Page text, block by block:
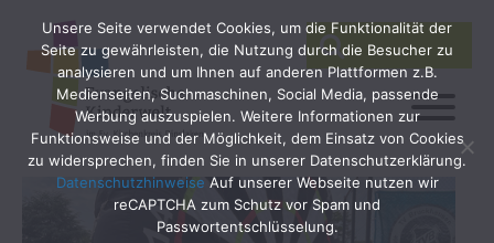
Search
for:
SEARCH
Unsere Seite verwendet Cookies, um die Funktionalität der
Seite zu gewährleisten, die Nutzung durch die Besucher zu
analysieren und um Ihnen auf anderen Plattformen z.B.
Medienseiten, Suchmaschinen, Social Media, passende
Werbung auszuspielen. Weitere Informationen zur
Funktionsweise und der Möglichkeit, dem Einsatz von Cookies
zu widersprechen, finden Sie in unserer Datenschutzerklärung.
Datenschutzhinweise Auf unserer Webseite nutzen wir
reCAPTCHA zum Schutz vor Spam und
Passwortentschlüsselung.